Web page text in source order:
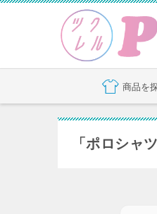
商品を
「ポロシャ